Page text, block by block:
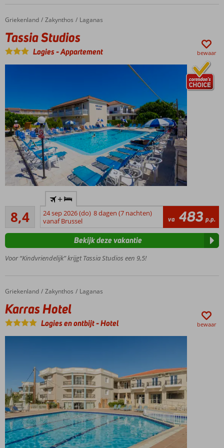
Home
Griekenland Zakynthos Laganas
Tassia Studios
Tassia Studios
Logies-Appartement bewaar
Kleinschalig
appartementencomplex
Warme
en
familiaire
Laganas
slechts 2
van de
zon bij
het
zwembad
8,4Zeer goed
17
beoordelingen
+
24 sep 2026 (do) 8 dagen (7 nachten)
vanaf Brussel
va 483 p.p.
Voor “Kindvriendelijk” krijgt Tassia Studios een 9,5!
Bekijk deze vakantie
Home
Griekenland Zakynthos Laganas
Karras Hotel
Karras Hotel
Logies en ontbijt-Hotel bewaar